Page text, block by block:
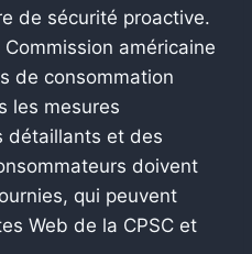
de sécurité proactive.
américaine
de consommation
les mesures
détaillants et des
doivent
qui peuvent
Web de la CPSC et